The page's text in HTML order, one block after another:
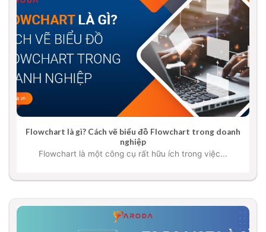
Flowchart là gì? Cách vẽ biểu đồ Flowchart trong doanh
nghiệp
Flowchart là một công cụ rất hữu ích trong việc...